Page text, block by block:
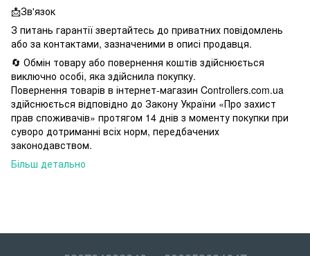
📩Зв'язок
З питань гарантії звертайтесь до приватних повідомлень
або за контактами, зазначеними в описі продавця.
🔄 Обмін товару або повернення коштів здійснюється
виключно особі, яка здійснила покупку.
Повернення товарів в інтернет-магазин Controllers.com.ua
здійснюється відповідно до Закону України «Про захист
прав споживачів» протягом 14 днів з моменту покупки при
суворо дотриманні всіх норм, передбачених
законодавством.
Більш детально